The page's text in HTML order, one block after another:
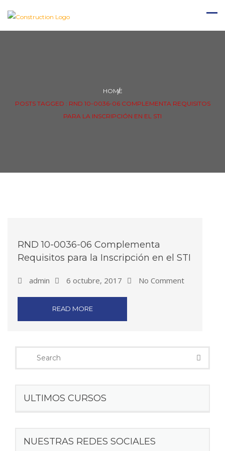
HOME
POSTS TAGGED : RND 10-0036-06 COMPLEMENTA REQUISITOS
PARA LA INSCRIPCIÓN EN EL STI
RND 10-0036-06 Complementa
Requisitos para la Inscripción en el STI
admin 6 octubre, 2017 No Comment
READ MORE
ULTIMOS CURSOS
NUESTRAS REDES SOCIALES